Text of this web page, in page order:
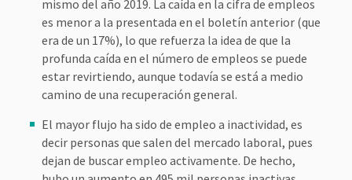
mismo del año 2019. La caída en la cifra de empleos
es menor a la presentada en el boletín anterior (que
era de un 17%), lo que refuerza la idea de que la
profunda caída en el número de empleos se puede
estar revirtiendo, aunque todavía se está a medio
camino de una recuperación general.
El mayor flujo ha sido de empleo a inactividad, es
decir personas que salen del mercado laboral, pues
dejan de buscar empleo activamente. De hecho,